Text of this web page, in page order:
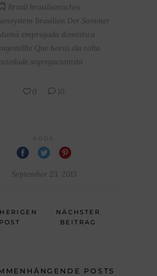
Brasil brasilianisches
Brasilien Der Sommer
empregada doméstica
Que horas ela volta
segregacionista
0 10
RODE
September 23, 2015
POST
NÄCHSTER
BEITRAG
POSTS